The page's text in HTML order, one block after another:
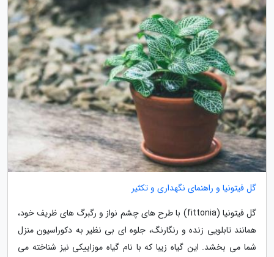
گل فیتونیا و راهنمای نگهداری و تکثیر
گل فیتونیا (fittonia) با طرح های چشم نواز و رگبرگ های ظریف خود،
همانند تابلویی زنده و رنگارنگ، جلوه ای بی نظیر به دکوراسیون منزل
شما می بخشد. این گیاه زیبا که با نام گیاه موزاییکی نیز شناخته می